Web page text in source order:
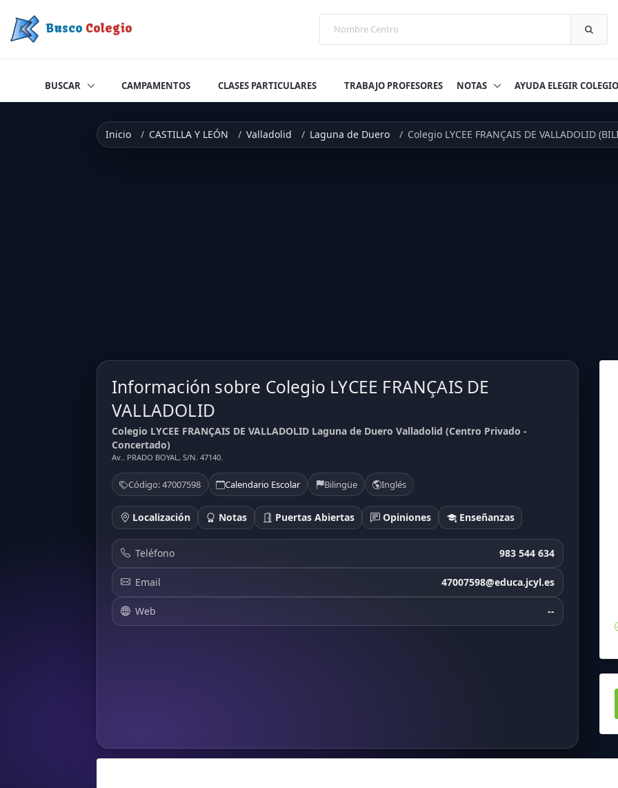
Busco Colegio
BUSCAR CAMPAMENTOS CLASES PARTICULARES TRABAJO PROFESORES NOTAS AYUDA ELEGIR
Inicio CASTILLA Y LEÓN Valladolid Laguna de Duero Colegio LYCEE FRANÇAIS DE VALLADOLID
Información sobre Colegio LYCEE FRANÇAIS DE
VALLADOLID
Colegio LYCEE FRANÇAIS DE VALLADOLID Laguna de Duero Valladolid (Centro Privado -
Concertado)
Av.. PRADO BOYAL, S/N. 47140.
Código: 47007598 Calendario Escolar Bilingüe Inglés
Localización Notas Puertas Abiertas Opiniones Enseñanzas
Teléfono 983 544 634
Email 47007598@educa.jcyl.es
Web --